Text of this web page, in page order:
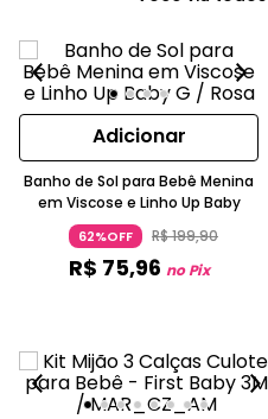
Adicionar
Banho de Sol para Bebê Menina
em Viscose e Linho Up Baby
62%OFF R$199,90
R$ 75,96 no Pix